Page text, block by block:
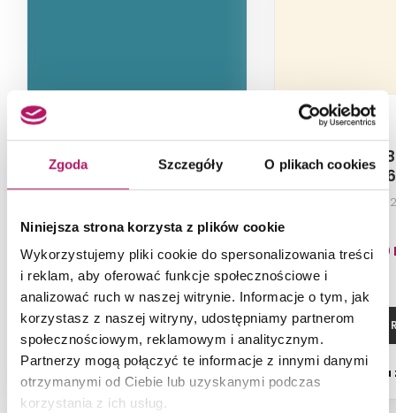
Zgoda Szczegóły O plikach cookies
Niniejsza strona korzysta z plików cookie
Wykorzystujemy pliki cookie do spersonalizowania treści
i reklam, aby oferować funkcje społecznościowe i
analizować ruch w naszej witrynie. Informacje o tym, jak
korzystasz z naszej witryny, udostępniamy partnerom
społecznościowym, reklamowym i analitycznym.
Partnerzy mogą połączyć te informacje z innymi danymi
otrzymanymi od Ciebie lub uzyskanymi podczas
korzystania z ich usług.
Cersanit Ps806
Turquoise Satin W567-
002-1
80,70 PLN
-12% od 91,40 PLN najniższa cena
ZOBACZ PRODUKT
Dostępność: na zamówienie
Cersanit
Satin
Płytka
80,70
ZOBACZ
Dostępność: